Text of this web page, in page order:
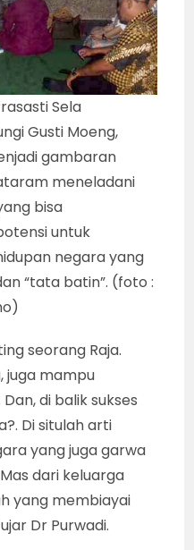
Sela
Gusti Moeng,
gambaran
meneladani
bisa
untuk
negara yang
“tata batin”. (foto :
seorang Raja.
juga mampu
di balik sukses
Di situlah arti
yang juga garwa
dari keluarga
yang membiayai
Dr Purwadi.